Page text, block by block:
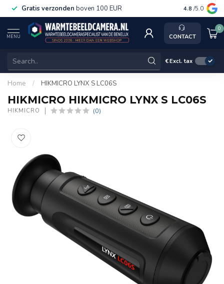
Gratis verzonden boven 100 EUR Service,
4.8 /5.0
MENU CONTACT
0
€Excl. tax
Home / HIKMICRO LYNX S LC06S
HIKMICRO HIKMICRO LYNX S LC06S
HIKMICRO (0)